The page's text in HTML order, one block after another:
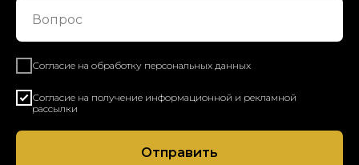
Согласие на обработку персональных данных
Согласие на получение информационной и рекламной
рассылки
Отправить